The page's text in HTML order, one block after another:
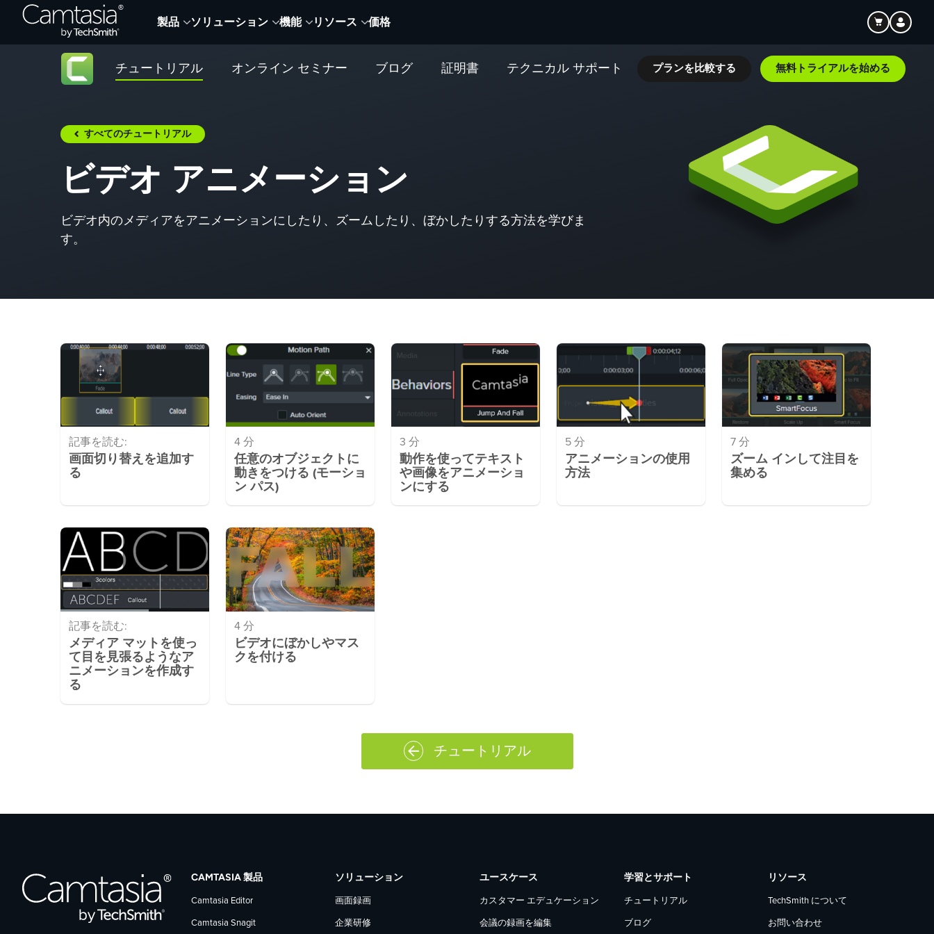
製品 ソリューション 機能 リソース 価格
チュートリアル オンライン セミナー ブログ 証明書 テクニカル サポート プランを比較する 無料トライアルを始める
すべてのチュートリアル
ビデオ アニメーション
ビデオ内のメディアをアニメーションにしたり、ズームしたり、ぼかしたりする方法を学びま
す。
記事を読む:
画面切り替えを追加す
る
4 分
任意のオブジェクトに
動きをつける (モーショ
ン パス)
3 分
動作を使ってテキスト
や画像をアニメーショ
ンにする
5 分
アニメーションの使用
方法
7 分
ズーム インして注目を
集める
記事を読む:
メディア マットを使っ
て目を見張るようなア
ニメーションを作成す
る
4 分
ビデオにぼかしやマス
クを付ける
チュートリアル
CAMTASIA 製品
Camtasia Editor
Camtasia Snagit
ソリューション
画面録画
企業研修
ユースケース
カスタマー エデュケーション
会議の録画を編集
学習とサポート
チュートリアル
ブログ
リソース
TechSmith について
お問い合わせ